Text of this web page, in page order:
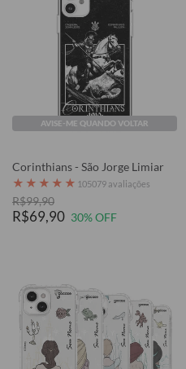
AVISE-ME QUANDO VOLTAR
Corinthians - São Jorge Limiar
★ ★ ★ ★ ★ 105079 avaliações
R$99,90
R$69,90 30% OFF